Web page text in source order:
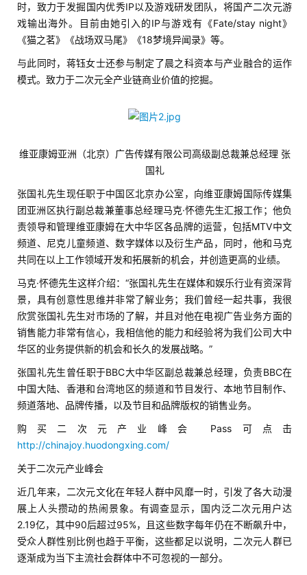
首
页
游
原
创
游
业
界
手
机
游
单
机
游
戏
时，致力于发掘国内优秀IP以及游戏研发团队，将国产二次元游
戏输出海外。目前由她引入的IP与游戏有《Fate/stay night》
《猫之茗》《战场双马尾》《18梦境异闻录》等。
与此同时，蒋钰女士还参与制定了晨之科资本与产业融合的运作
模式。致力于二次元全产业链商业价值的挖掘。
维亚康姆亚洲（北京）广告传媒有限公司高级副总裁兼总经理 张
国礼
张国礼先生现任职于中国区北京办公室，向维亚康姆国际传媒集
团亚洲区执行副总裁兼董事总经理马克·怀德先生汇报工作；他负
责领导和管理维亚康姆在大中华区各品牌的运营，包括MTV中文
频道、尼克儿童频道、数字媒体以及衍生产品，同时，他和马克
共同在以上工作领域开发和拓展新的机会，并创造更高的业绩。
马克·怀德先生这样介绍：“张国礼先生在媒体和娱乐行业有资深背
景，具有创意性思维并非常了解业务；我们曾经一起共事，我很
欣赏张国礼先生对市场的了解，并且对他在电视广告业务方面的
销售能力非常有信心，我相信他的能力和经验将为我们公司大中
华区的业务提供新的机会和长久的发展战略。”
张国礼先生曾任职于BBC大中华区副总裁兼总经理，负责BBC在
中国大陆、香港和台湾地区的频道和节目发行、本地节目制作、
频道落地、品牌传播，以及节目和品牌版权的销售业务。
购买二次元产业峰会 Pass可点击
http://chinajoy.huodongxing.com/
关于二次元产业峰会
近几年来，二次元文化在年轻人群中风靡一时，引发了各大动漫
展上人头攒动的热闹景象。有调查显示，国内泛二次元用户达
2.19亿，其中90后超过95%，且这些数字每年仍在不断飙升中，
受众人群性别比例也趋于平衡，这些都足以说明，二次元人群已
逐渐成为当下主流社会群体中不可忽视的一部分。